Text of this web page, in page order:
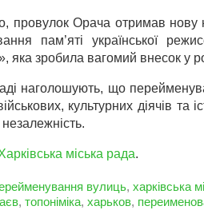
провулок Орача отримав
пам’яті української
яка зробила вагомий внесок у
наголошують, що
культурних діячів
міська рада.
вулиць, харківська
, топоніміка, харьков,